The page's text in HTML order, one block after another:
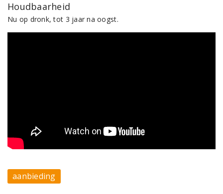
Houdbaarheid
Nu op dronk, tot 3 jaar na oogst.
aanbieding